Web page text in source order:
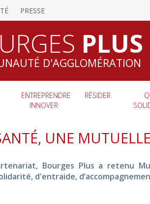
PRESSE
PLUS
D'AGGLOMÉRATION
ENTREPRENDRE
INNOVER
RÉSIDER
UNE
Bourges Plus a retenu
d'entraide,